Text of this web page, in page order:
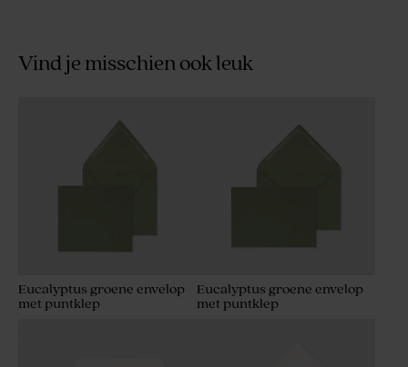
Vind je misschien ook leuk
Eucalyptus groene envelop
met puntklep
Eucalyptus groene envelop
met puntklep